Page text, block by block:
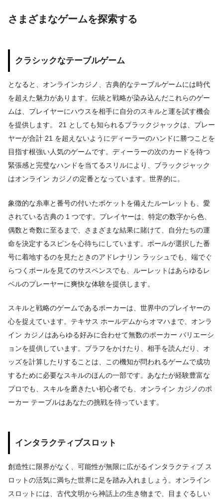
さまざまなゲームを探索する
クラシックなテーブルゲーム
となると、オンラインカジノ、古典的なテーブルゲームには時代
を超えた魅力があります。伝統と戦略が染み込んだこれらのゲー
ムは、プレイヤーにハウスを相手に自分のスキルと運を試す機会
を提供します。 21 としても知られるブラックジャックは、プレー
ヤーが合計 21 を超えないようにディーラーのハンドに勝つことを
目指す根強い人気のゲームです。ディーラーの次のカードを待つ
緊張感と完璧なハンドを当てるスリルにより、ブラックジャック
はオンライン カジノの定番となっています。世界的に。
象徴的な糸車と番号の付いたポケットを備えたルーレットも、愛
されている古典の 1 つです。プレイヤーは、特定の数字から色、
偶数と奇数に至るまで、さまざまな結果に賭けて、自分たちの運
命を決定するスピンを心待ちにしています。ボールが選択した番
号に着地するのを見たときのアドレナリン ラッシュでも、端でぐ
らつくボールを見てのサスペンスでも、ルーレットはあらゆるレ
ベルのプレーヤーに爽快な体験を提供します。
スキルと戦略のゲームであるポーカーは、世界中のプレイヤーの
心を捉えています。テキサス ホールデムからオマハまで、オンラ
イン カジノはあらゆる好みに合わせて無数のポーカー バリエーシ
ョンを提供しています。ブラフをかけたり、相手を読んだり、オ
ッズを計算したりすることは、この機知が問われるゲームで成功
するために必要なスキルのほんの一部です。あなたが経験豊富な
プロでも、スキルを磨きたい初心者でも、オンライン カジノのポ
ーカー テーブルはあなたの挑戦を待っています。
インタラクティブスロット
創造性に限界がなく、可能性が無限に広がるインタラクティブ ス
ロットの活気に満ちた世界に足を踏み入れましょう。オンライン
スロットには、古代文明から神話上の生き物まで、目まぐるしい